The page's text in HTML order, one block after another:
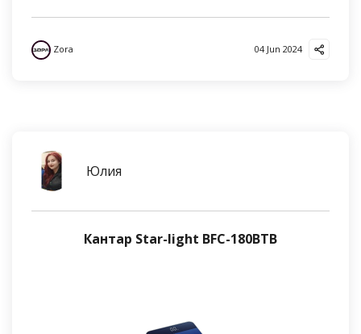
Zora 04 Jun 2024
Юлия
Кантар Star-light BFC-180BTB